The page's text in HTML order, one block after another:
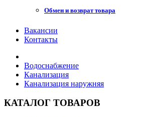
Обмен и возврат товара
Вакансии
Контакты
Водоснабжение
Канализация
Канализация наружняя
КАТАЛОГ ТОВАРОВ